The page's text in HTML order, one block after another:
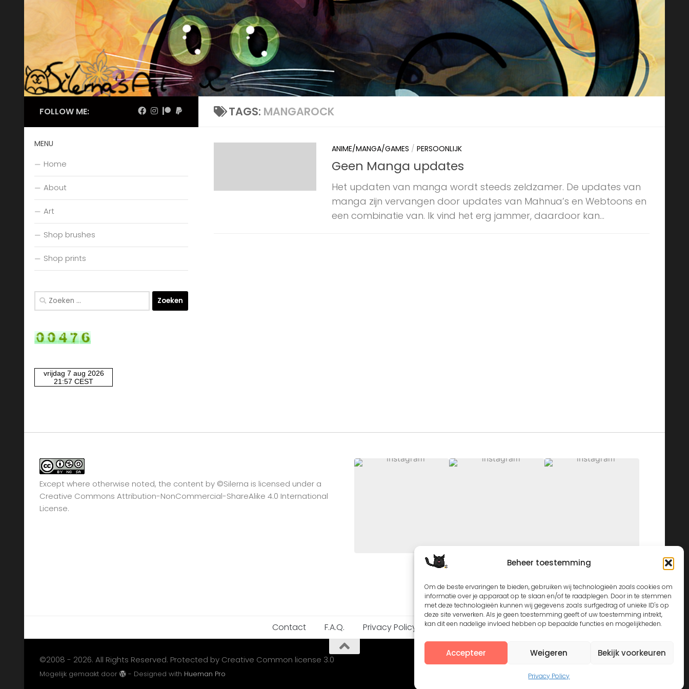
Beheer toestemming
Om de beste ervaringen te bieden, gebruiken wij technologieën zoals cookies om
informatie over je apparaat op te slaan en/of te raadplegen. Door in te stemmen
met deze technologieën kunnen wij gegevens zoals surfgedrag of unieke ID's op
deze site verwerken. Als je geen toestemming geeft of uw toestemming intrekt,
kan dit een nadelige invloed hebben op bepaalde functies en mogelijkheden.
Accepteer Weigeren Bekijk voorkeuren
Privacy Policy
Skip to content
TAGS: MANGAROCK
ANIME/MANGA/GAMES / PERSOONLIJK
Geen Manga updates
Het updaten van manga wordt steeds zeldzamer. De updates van
manga zijn vervangen door updates van Mahnua’s en Webtoons en
een combinatie van. Ik vind het erg jammer, daardoor kan...
FOLLOW ME:
MENU
Home
About
Art
Shop brushes
Shop prints
Zoeken
naar:
Except where otherwise noted, the content by ©Silerna is licensed under a
Creative Commons Attribution-NonCommercial-ShareAlike 4.0 International
License.
Contact F.A.Q. Privacy Policy
©2008 - 2026. All Rights Reserved. Protected by Creative Common license 3.0
Mogelijk gemaakt door - Designed with Hueman Pro